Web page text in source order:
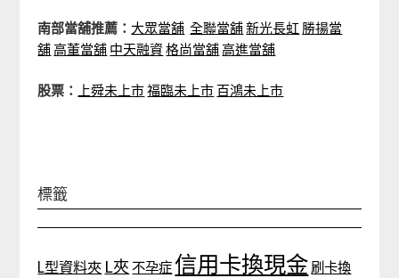
南部當舖推薦： 大眾當舖 全聯當舖新光長虹 勝揚當
舖高董當舖 中天融資格尚當舖高進當舖
股票： 上舜未上市福臨未上市 百鴻未上市
標籤
L型資料夾 L夾 不孕症 信用卡換現金 刷卡換